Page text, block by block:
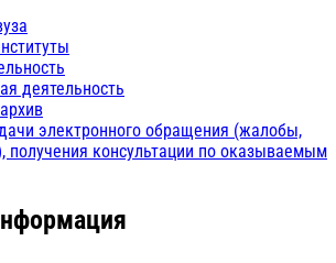
деятельность
электронного обращения (жалобы,
получения консультации по оказываемым